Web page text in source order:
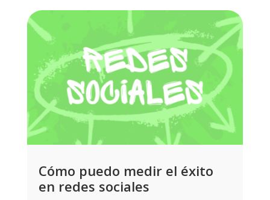
Cómo puedo medir el éxito
en redes sociales